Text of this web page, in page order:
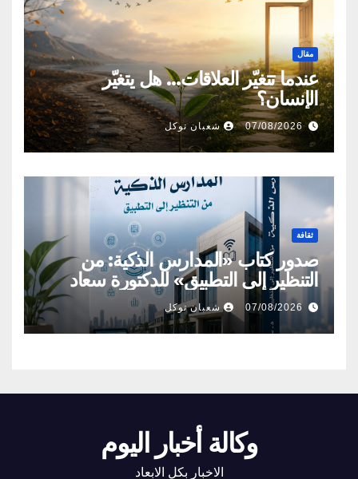
مقال
عندما تتغيّر العلاقات… هل يتغيّر
الإنسان؟
07/08/2026 شعبان توكل
ثقافة
صدور كتاب «المدارس الذكية: من
التنظير إلى التطبيق» للدكتورة سعاد
الفيفي
07/08/2026 شعبان توكل
وكالة أخبار اليوم
الاخبار بكل الابعاد